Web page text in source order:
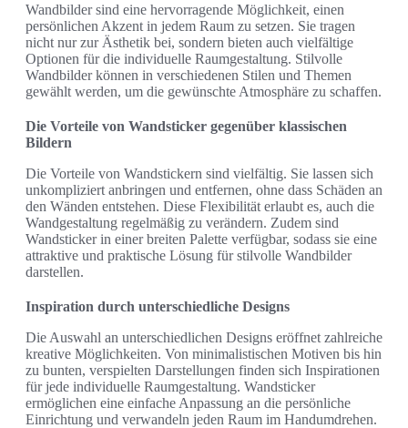
Wandbilder sind eine hervorragende Möglichkeit, einen
persönlichen Akzent in jedem Raum zu setzen. Sie tragen
nicht nur zur Ästhetik bei, sondern bieten auch vielfältige
Optionen für die individuelle Raumgestaltung. Stilvolle
Wandbilder können in verschiedenen Stilen und Themen
gewählt werden, um die gewünschte Atmosphäre zu schaffen.
Die Vorteile von Wandsticker gegenüber klassischen
Bildern
Die Vorteile von Wandstickern sind vielfältig. Sie lassen sich
unkompliziert anbringen und entfernen, ohne dass Schäden an
den Wänden entstehen. Diese Flexibilität erlaubt es, auch die
Wandgestaltung regelmäßig zu verändern. Zudem sind
Wandsticker in einer breiten Palette verfügbar, sodass sie eine
attraktive und praktische Lösung für stilvolle Wandbilder
darstellen.
Inspiration durch unterschiedliche Designs
Die Auswahl an unterschiedlichen Designs eröffnet zahlreiche
kreative Möglichkeiten. Von minimalistischen Motiven bis hin
zu bunten, verspielten Darstellungen finden sich Inspirationen
für jede individuelle Raumgestaltung. Wandsticker
ermöglichen eine einfache Anpassung an die persönliche
Einrichtung und verwandeln jeden Raum im Handumdrehen.